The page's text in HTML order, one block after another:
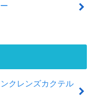
クレンズカクテル